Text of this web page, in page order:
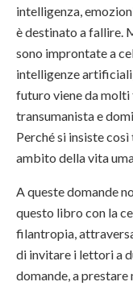
intelligenza,
è destinato a fallire.
sono improntate a
intelligenze
futuro viene da
transumanista e
Perché si insiste
ambito della vita
A queste domande
questo libro con la
filantropia,
di invitare i lettori a
domande, a